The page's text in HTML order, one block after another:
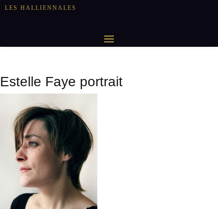
LES HALLIENNALES
Estelle Faye portrait